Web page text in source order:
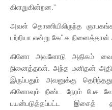
கிளறுகின்றன.”
அவள் தொணியிலிருந்த
பற்றியா என்று கேட்க
கினோ அவளோடு அதிகம்
நினைத்தான். அந்த மனிதன்
இருப்பதும் அவனுக்கு
கினோவும் நீண்ட நேரம் பேச
பயன்படுத்தப்பட்ட இசைத்